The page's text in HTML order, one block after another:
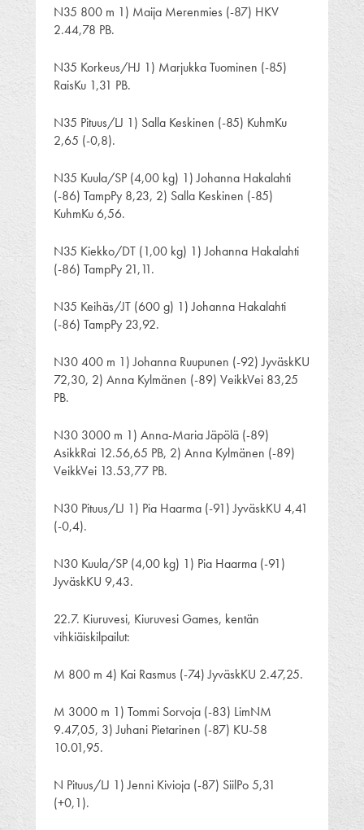
N35 800 m 1) Maija Merenmies (-87) HKV
2.44,78 PB.
N35 Korkeus/HJ 1) Marjukka Tuominen (-85)
RaisKu 1,31 PB.
N35 Pituus/LJ 1) Salla Keskinen (-85) KuhmKu
2,65 (-0,8).
N35 Kuula/SP (4,00 kg) 1) Johanna Hakalahti
(-86) TampPy 8,23, 2) Salla Keskinen (-85)
KuhmKu 6,56.
N35 Kiekko/DT (1,00 kg) 1) Johanna Hakalahti
(-86) TampPy 21,11.
N35 Keihäs/JT (600 g) 1) Johanna Hakalahti
(-86) TampPy 23,92.
N30 400 m 1) Johanna Ruupunen (-92) JyväskKU
72,30, 2) Anna Kylmänen (-89) VeikkVei 83,25
PB.
N30 3000 m 1) Anna-Maria Jäpölä (-89)
AsikkRai 12.56,65 PB, 2) Anna Kylmänen (-89)
VeikkVei 13.53,77 PB.
N30 Pituus/LJ 1) Pia Haarma (-91) JyväskKU 4,41
(-0,4).
N30 Kuula/SP (4,00 kg) 1) Pia Haarma (-91)
JyväskKU 9,43.
22.7. Kiuruvesi, Kiuruvesi Games, kentän
vihkiäiskilpailut:
M 800 m 4) Kai Rasmus (-74) JyväskKU 2.47,25.
M 3000 m 1) Tommi Sorvoja (-83) LimNM
9.47,05, 3) Juhani Pietarinen (-87) KU-58
10.01,95.
N Pituus/LJ 1) Jenni Kivioja (-87) SiilPo 5,31
(+0,1).